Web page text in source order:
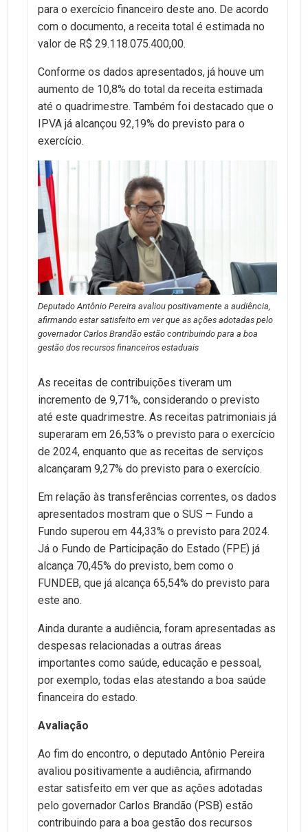
para o exercício financeiro deste ano. De acordo
com o documento, a receita total é estimada no
valor de R$ 29.118.075.400,00.
Conforme os dados apresentados, já houve um
aumento de 10,8% do total da receita estimada
até o quadrimestre. Também foi destacado que o
IPVA já alcançou 92,19% do previsto para o
exercício.
Deputado Antônio Pereira avaliou positivamente a audiência,
afirmando estar satisfeito em ver que as ações adotadas pelo
governador Carlos Brandão estão contribuindo para a boa
gestão dos recursos financeiros estaduais
As receitas de contribuições tiveram um
incremento de 9,71%, considerando o previsto
até este quadrimestre. As receitas patrimoniais já
superaram em 26,53% o previsto para o exercício
de 2024, enquanto que as receitas de serviços
alcançaram 9,27% do previsto para o exercício.
Em relação às transferências correntes, os dados
apresentados mostram que o SUS – Fundo a
Fundo superou em 44,33% o previsto para 2024.
Já o Fundo de Participação do Estado (FPE) já
alcança 70,45% do previsto, bem como o
FUNDEB, que já alcança 65,54% do previsto para
este ano.
Ainda durante a audiência, foram apresentadas as
despesas relacionadas a outras áreas
importantes como saúde, educação e pessoal,
por exemplo, todas elas atestando a boa saúde
financeira do estado.
Avaliação
Ao fim do encontro, o deputado Antônio Pereira
avaliou positivamente a audiência, afirmando
estar satisfeito em ver que as ações adotadas
pelo governador Carlos Brandão (PSB) estão
contribuindo para a boa gestão dos recursos